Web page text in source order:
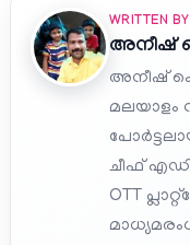
WRITTEN BY
അനീഷ്‌
അനീഷ്
മലയാളം
ചീഫ്
OTT